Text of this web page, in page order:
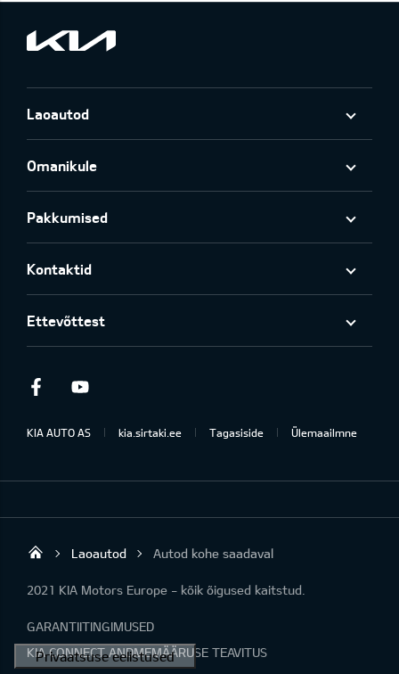
Laoautod
Omanikule
Pakkumised
Kontaktid
Ettevõttest
Facebook
KIA AUTO AS kia.sirtaki.ee Tagasiside Ülemaailmne
Sirtaki OÜ
Laoautod Autod kohe saadaval
2021 KIA Motors Europe - kõik õigused kaitstud.
GARANTIITINGIMUSED
KIA CONNECT ANDMEMÄÄRUSE TEAVITUS